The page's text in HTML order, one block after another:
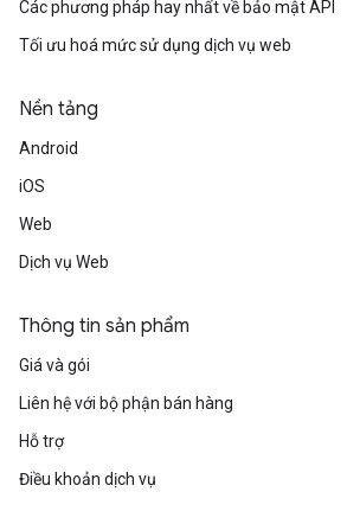
Các phương pháp hay nhất về bảo mật API
Tối ưu hoá mức sử dụng dịch vụ web
Nền tảng
Android
iOS
Web
Dịch vụ Web
Thông tin sản phẩm
Giá và gói
Liên hệ với bộ phận bán hàng
Hỗ trợ
Điều khoản dịch vụ